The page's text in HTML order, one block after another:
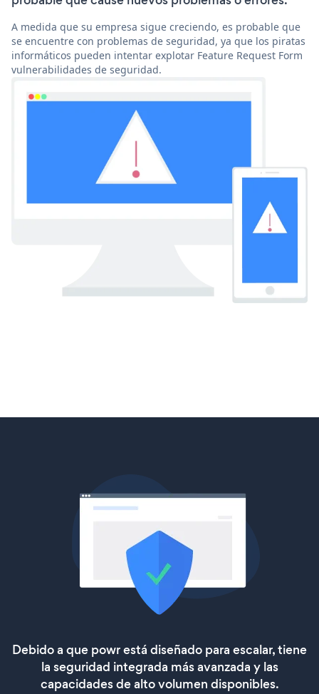
A medida que su empresa sigue creciendo, es probable que
se encuentre con problemas de seguridad, ya que los piratas
informáticos pueden intentar explotar Feature Request Form
vulnerabilidades de seguridad.
Debido a que powr está diseñado para escalar, tiene
la seguridad integrada más avanzada y las
capacidades de alto volumen disponibles.